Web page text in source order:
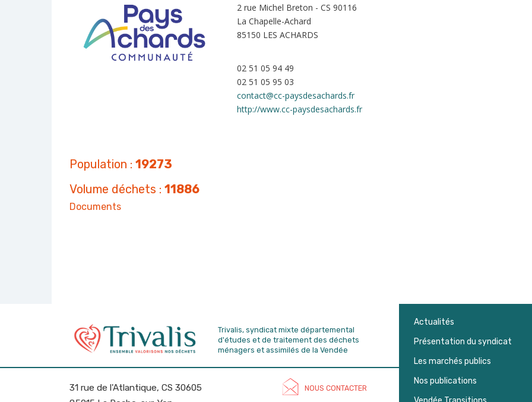
2 rue Michel Breton - CS 90116
La Chapelle-Achard
85150 LES ACHARDS
02 51 05 94 49
02 51 05 95 03
contact@cc-paysdesachards.fr
http://www.cc-paysdesachards.fr
Population : 19273
Volume déchets : 11886
Documents
Trivalis, syndicat mixte départemental
d'études et de traitement des déchets
ménagers et assimilés de la Vendée
31 rue de l'Atlantique, CS 30605
NOUS CONTACTER
Actualités
Présentation du syndicat
Les marchés publics
Nos publications